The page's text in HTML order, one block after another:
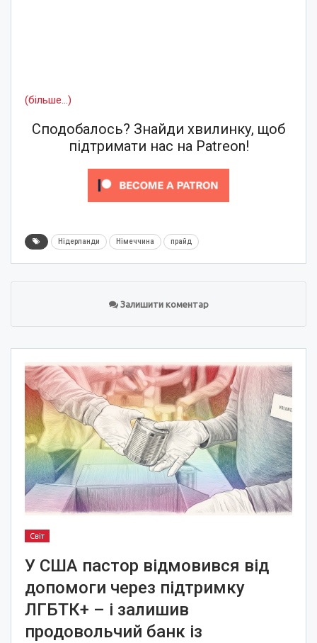
(більше…)
Сподобалось? Знайди хвилинку, щоб
підтримати нас на Patreon!
Нідерланди Німеччина прайд
Залишити коментар
Світ
У США пастор відмовився від
допомоги через підтримку
ЛГБТК+ – і залишив
продовольчий банк із